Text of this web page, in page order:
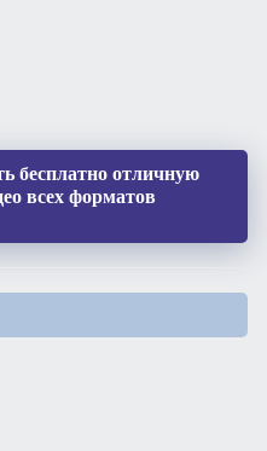
бесплатно отличную
всех форматов